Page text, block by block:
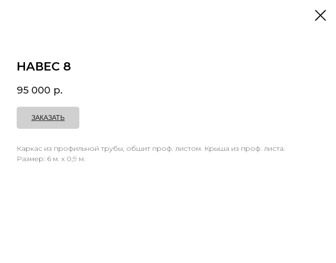
НАВЕС 8
95 000 р.
ЗАКАЗАТЬ
Каркас из профильной трубы, обшит проф. листом. Крыша из проф. листа.
Размер: 6 м. х 0,9 м.